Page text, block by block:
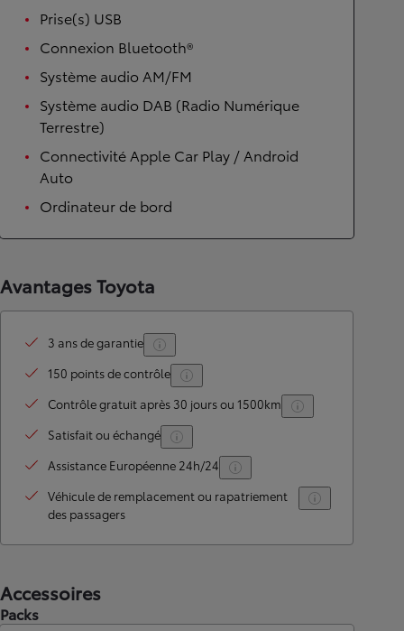
Prise(s) USB
Connexion Bluetooth®
Système audio AM/FM
Système audio DAB (Radio Numérique
Terrestre)
Connectivité Apple Car Play / Android
Auto
Ordinateur de bord
Avantages Toyota
3 ans de garantie
150 points de contrôle
Contrôle gratuit après 30 jours ou 1500km
Satisfait ou échangé
Assistance Européenne 24h/24
Véhicule de remplacement ou rapatriement
des passagers
Accessoires
Packs